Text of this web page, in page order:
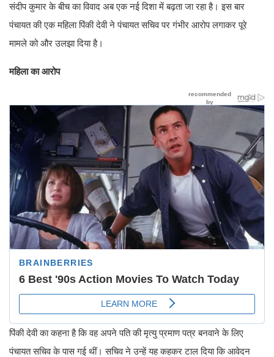
संदीप कुमार के बीच का विवाद अब एक नई दिशा में बढ़ता जा रहा है। इस बार
पंचायत की एक महिला पिंकी देवी ने पंचायत सचिव पर गंभीर आरोप लगाकर पूरे
मामले को और उलझा दिया है।
महिला का आरोप
पिंकी देवी का कहना है कि वह अपने पति की मृत्यु प्रमाण पत्र बनवाने के लिए
पंचायत सचिव के पास गई थीं। सचिव ने उन्हें यह कहकर टाल दिया कि आवेदन